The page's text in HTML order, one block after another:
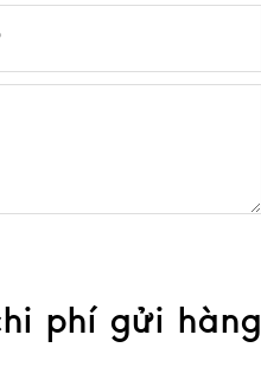
phí gửi hàng